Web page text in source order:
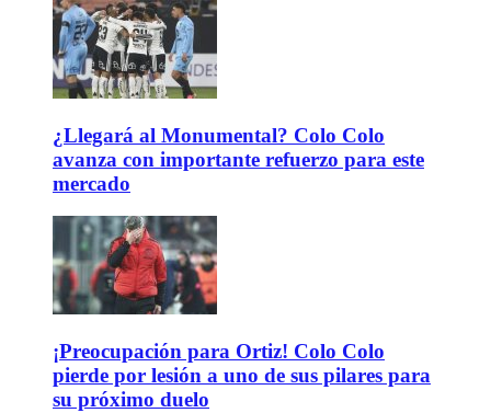
¿Llegará al Monumental? Colo Colo
avanza con importante refuerzo para este
mercado
¡Preocupación para Ortiz! Colo Colo
pierde por lesión a uno de sus pilares para
su próximo duelo